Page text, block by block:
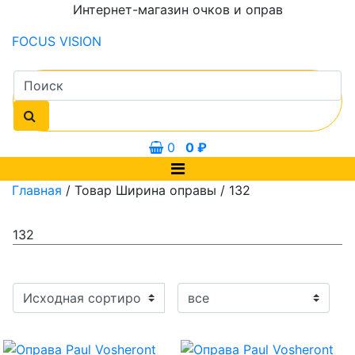
Интернет-магазин очков и оправ
FOCUS VISION
0 0 ₽
Главная / Товар Ширина оправы / 132
132